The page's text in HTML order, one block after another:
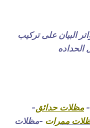
البيان على تركيب
الحداده
مظلات حدائق-
ممرات -مظلات